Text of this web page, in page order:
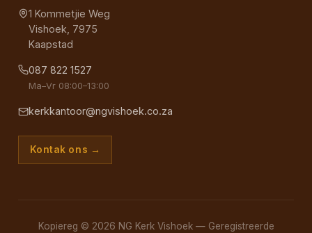
1 Kommetjie Weg
Vishoek, 7975
Kaapstad
087 822 1527
Ma–Vr 08:00–13:00
kerkkantoor@ngvishoek.co.za
Kontak ons →
Kopiereg © 2026 NG Kerk Vishoek — Geregistreerde